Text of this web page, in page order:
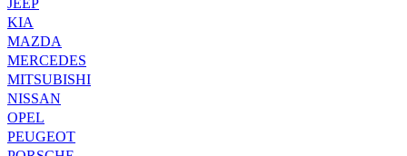
KIA
MAZDA
MERCEDES
MITSUBISHI
NISSAN
OPEL
PEUGEOT